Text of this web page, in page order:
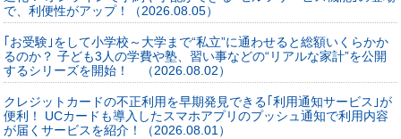
で、利便性がアップ！（2026.08.05）
｢お受験｣をして小学校～大学まで“私立”に通わせると総額いくらかか
るのか？ 子ども3人の学費や塾、習い事などの“リアルな家計”を公開
するシリーズを開始！ （2026.08.02）
クレジットカードの不正利用を早期発見できる｢利用通知サービス｣が
便利！ UCカードも導入したスマホアプリのプッシュ通知で利用内容
が届くサービスを紹介！（2026.08.01）